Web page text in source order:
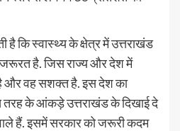
है कि स्वास्थ्य के क्षेत्र में उत्तराखंड
जरूरत है. जिस राज्य और देश में
और वह सशक्त है. इस देश का
के आंकड़े उत्तराखंड के दिखाई दे
हैं. इसमें सरकार को जरूरी कदम